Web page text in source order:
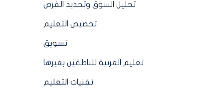
تحليل السوق وتحديد الفرص
تخصيص التعليم
تسويق
تعليم العربية للناطقين بغيرها
تقنيات التعليم